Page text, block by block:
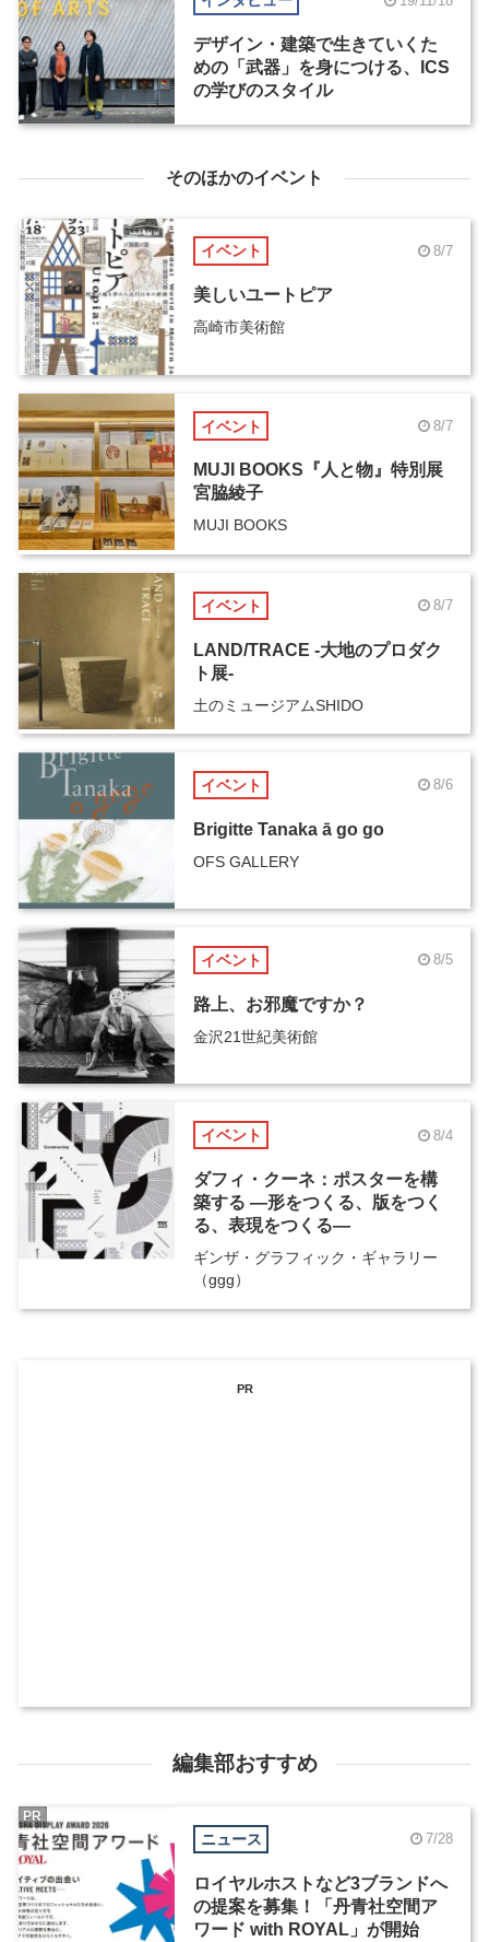
デザイン・建築で生きていくた
めの「武器」を身につける、ICS
の学びのスタイル
そのほかのイベント
イベント 8/7
美しいユートピア
高崎市美術館
イベント 8/7
MUJI BOOKS『人と物』特別展
宮脇綾子
MUJI BOOKS
イベント 8/7
LAND/TRACE -大地のプロダク
ト展-
土のミュージアムSHIDO
イベント 8/6
Brigitte Tanaka ā go go
OFS GALLERY
イベント 8/5
路上、お邪魔ですか？
金沢21世紀美術館
イベント 8/4
ダフィ・クーネ：ポスターを構
築する ―形をつくる、版をつく
る、表現をつくる―
ギンザ・グラフィック・ギャラリー
（ggg）
PR
編集部おすすめ
ニュース 7/28
ロイヤルホストなど3ブランドへ
の提案を募集！「丹青社空間ア
ワード with ROYAL」が開始
PR